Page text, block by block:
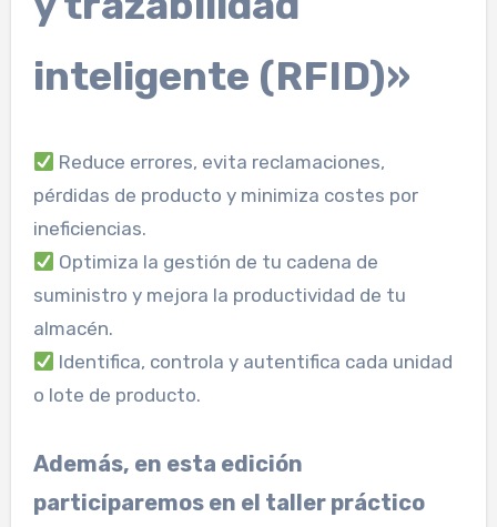
inteligente (RFID)»
Reduce errores, evita reclamaciones,
pérdidas de producto y minimiza costes por
ineficiencias.
Optimiza la gestión de tu cadena de
suministro y mejora la productividad de tu
almacén.
Identifica, controla y autentifica cada unidad
o lote de producto.
Además, en esta edición
participaremos en el taller práctico